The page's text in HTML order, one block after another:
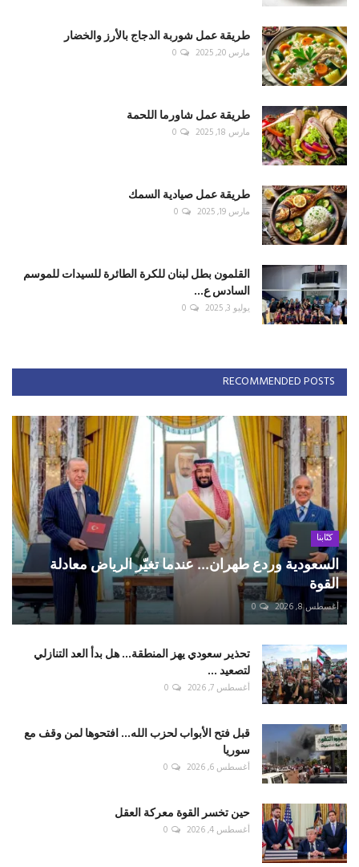
طريقة عمل شوربة الدجاج بالأرز والخضار
مارس 20, 2025 0
طريقة عمل شاورما اللحمة
مارس 18, 2025 0
طريقة عمل صيادية السمك
مارس 19, 2025 0
القلمون بطل لبنان للكرة الطائرة للسيدات للموسم
السادس ع...
يوليو 3, 2025 0
RECOMMENDED POSTS
كتّابنا
السعودية وردع طهران... عندما تغيّر الرياض معادلة
القوة
أغسطس 8, 2026 0
تحذير سعودي يهز المنطقة... هل بدأ العد التنازلي
لتصعيد ...
أغسطس 7, 2026 0
قبل فتح الأبواب لحزب الله... افتحوها لمن وقف مع
سوريا
أغسطس 6, 2026 0
حين تخسر القوة معركة العقل
أغسطس 4, 2026 0